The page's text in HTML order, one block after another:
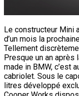
Le constructeur Mini
d’un mois la
Tellement
Presque un an
made in BMW, c’est
cabriolet. Sous le
litres développé